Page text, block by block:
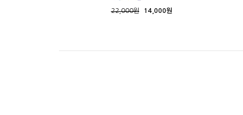
22,000원 14,000원